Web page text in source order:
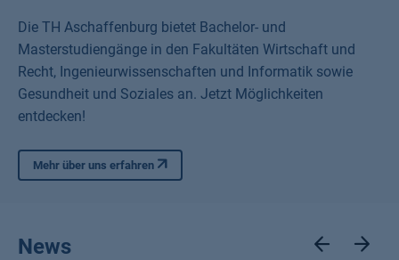
Die TH Aschaffenburg bietet Bachelor- und
Masterstudiengänge in den Fakultäten Wirtschaft und
Recht, Ingenieurwissenschaften und Informatik sowie
Gesundheit und Soziales an. Jetzt Möglichkeiten
entdecken!
Mehr über uns erfahren
News